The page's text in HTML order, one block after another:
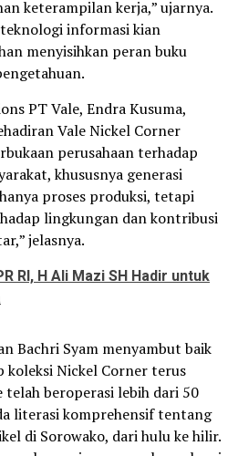
keterampilan kerja,” ujarnya.
informasi kian
menyisihkan peran buku
PT Vale, Endra Kusuma,
Vale Nickel Corner
perusahaan terhadap
khususnya generasi
proses produksi, tetapi
lingkungan dan kontribusi
jelasnya.
RI, H Ali Mazi SH Hadir untuk
Bachri Syam menyambut baik
Nickel Corner terus
telah beroperasi lebih dari 50
literasi komprehensif tentang
di Sorowako, dari hulu ke hilir.